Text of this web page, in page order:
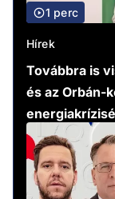
1 perc
Hírek
Továbbra is
és az Orbán-